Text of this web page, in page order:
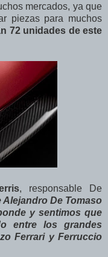
mercados, ya que
piezas para muchos
72 unidades de este
, responsable De
Alejandro De Tomaso
y sentimos que
entre los grandes
Ferrari y Ferruccio